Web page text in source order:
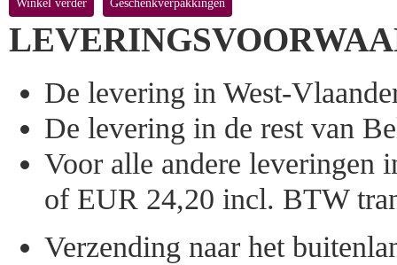
Winkel verder Geschenkverpakkingen
De levering in West-
De levering in de rest van
Voor alle andere
of EUR 24,20 incl. BTW
Verzending naar het